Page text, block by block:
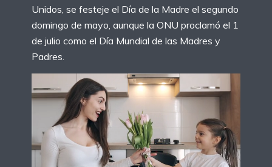
Unidos, se festeje el Día de la Madre el segundo
domingo de mayo, aunque la ONU proclamó el 1
de julio como el Día Mundial de las Madres y
Padres.